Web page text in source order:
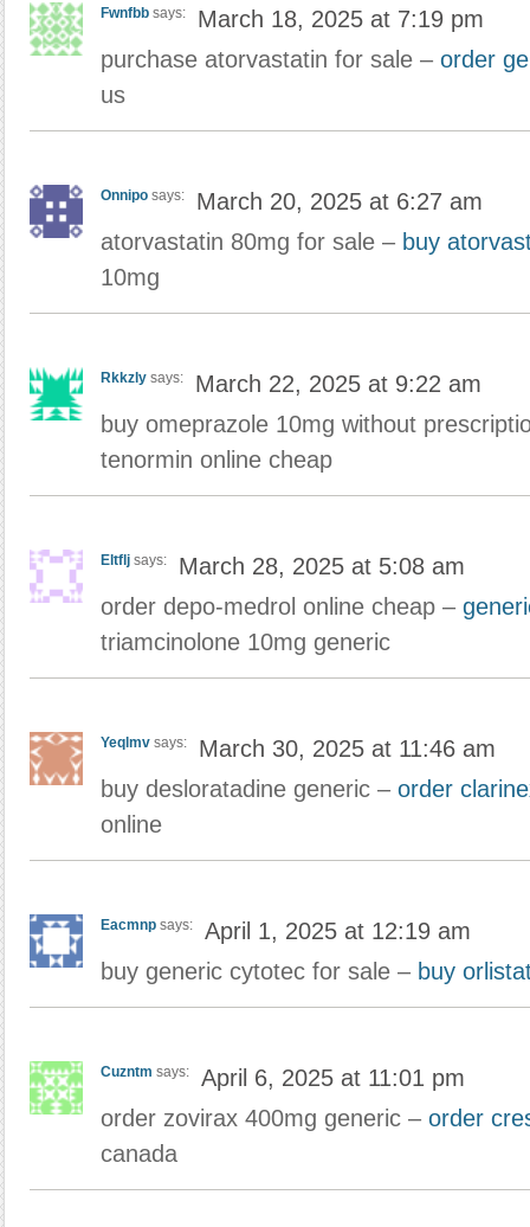
Fwnfbb says:
March 18, 2025 at 7:19 pm
purchase atorvastatin for sale – order
us
Onnipo says:
March 20, 2025 at 6:27 am
atorvastatin 80mg for sale – buy
10mg
Rkkzly says:
March 22, 2025 at 9:22 am
buy omeprazole 10mg without
tenormin online cheap
Eltflj says:
March 28, 2025 at 5:08 am
order depo-medrol online cheap –
triamcinolone 10mg generic
Yeqlmv says:
March 30, 2025 at 11:46 am
buy desloratadine generic – order
online
Eacmnp says:
April 1, 2025 at 12:19 am
buy generic cytotec for sale – buy
Cuzntm says:
April 6, 2025 at 11:01 pm
order zovirax 400mg generic – order
canada